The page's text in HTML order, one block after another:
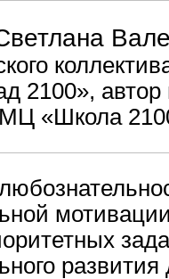
2100»,
«Школа